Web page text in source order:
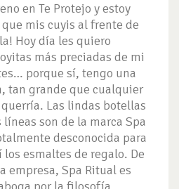
en Te Protejo y estoy
mis cuyis al frente de
Hoy día les quiero
más preciadas de mi
porque sí, tengo una
tan grande que cualquier
Las lindas botellas
son de la marca Spa
desconocida para
esmaltes de regalo. De
empresa, Spa Ritual es